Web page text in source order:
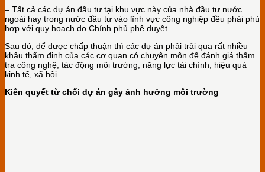
– Tất cả các dự án đầu tư tại khu vực này của nhà đầu tư nước
ngoài hay trong nước đầu tư vào lĩnh vực công nghiệp đều phải phù
hợp với quy hoạch do Chính phủ phê duyệt.
Sau đó, để được chấp thuận thì các dự án phải trải qua rất nhiều
khâu thẩm định của các cơ quan có chuyên môn để đánh giá thẩm
tra công nghệ, tác động môi trường, năng lực tài chính, hiệu quả
kinh tế, xã hội…
Kiên quyết từ chối dự án gây ảnh hưởng môi trường